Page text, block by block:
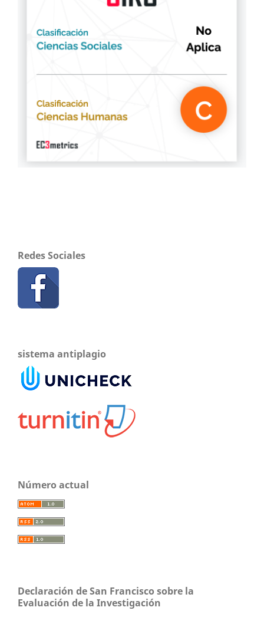
Redes Sociales
sistema antiplagio
Número actual
Declaración de San Francisco sobre la
Evaluación de la Investigación